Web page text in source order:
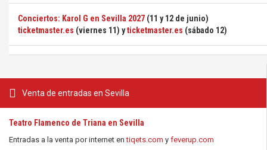
Venta de entradas en Sevilla
Teatro Flamenco de Triana en Sevilla
Entradas a la venta por internet entiqets.com y feverup.com
Conciertos: Karol G en Sevilla 2027 (11 y 12 de junio)
ticketmaster.es (viernes 11) yticketmaster.es (sábado 12)